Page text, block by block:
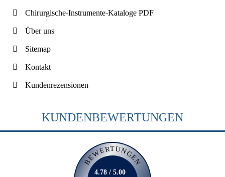
Chirurgische-Instrumente-Kataloge PDF
Über uns
Sitemap
Kontakt
Kundenrezensionen
KUNDENBEWERTUNGEN
BEWERTUNGEN
4.78 / 5.00